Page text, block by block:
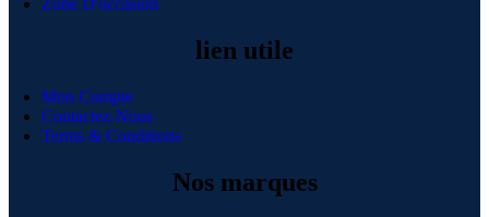
Zone D'occasion
lien utile
Mon Compte
Contactez-Nous
Terms & Conditions
Nos marques